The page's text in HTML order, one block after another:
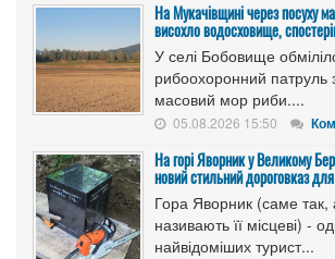
На Мукачівщині через посуху
висохло водосховище,
У селі Бобовище
рибоохоронний патруль
масовий мор риби....
05.08.2026 15:50
На горі Яворник у Великому
новий стильний дороговказ для
Гора Яворник (саме так,
називають її місцеві) -
найвідоміших турист...